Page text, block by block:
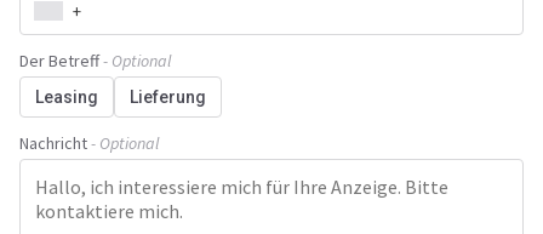
+
Der Betreff- Optional
Leasing Lieferung
Nachricht- Optional